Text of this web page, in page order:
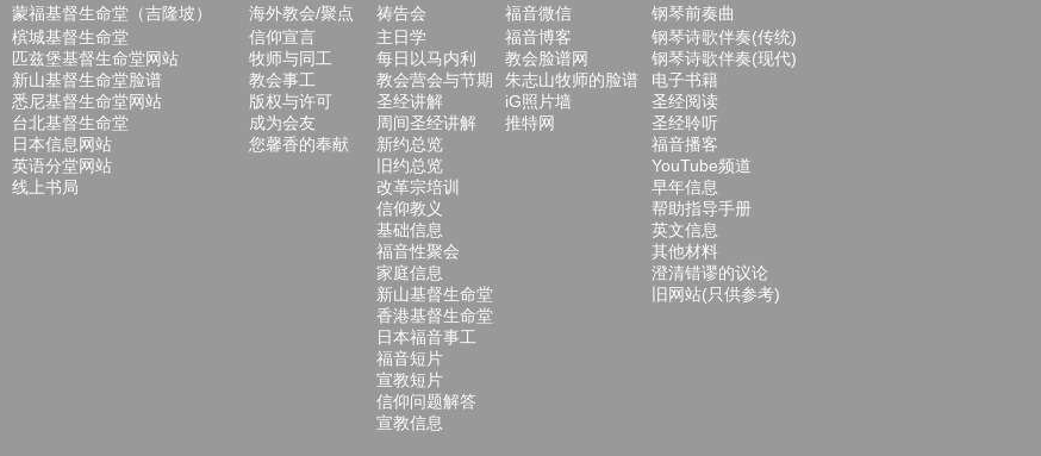
蒙福基督生命堂（吉隆坡） 海外教会/聚点 祷告会 福音微信
钢琴前奏曲
槟城基督生命堂
信仰宣言 主日学 福音博客
钢琴诗歌伴奏(传统)
匹兹堡基督生命堂网站 牧师与同工 每日以马内利 教会脸谱网
钢琴诗歌伴奏(现代)
新山基督生命堂脸谱
教会事工 教会营会与节期 朱志山牧师的脸谱
电子书籍
悉尼基督生命堂网站
版权与许可 圣经讲解 iG照片墙
圣经阅读
台北基督生命堂
成为会友 周间圣经讲解 推特网
圣经聆听
日本信息网站
您馨香的奉献 新约总览
福音播客
英语分堂网站
旧约总览
YouTube频道
线上书局
改革宗培训
早年信息
信仰教义
帮助指导手册
基础信息
英文信息
福音性聚会
其他材料
家庭信息
澄清错谬的议论
新山基督生命堂
旧网站(只供参考)
香港基督生命堂
日本福音事工
福音短片
宣教短片
信仰问题解答
宣教信息